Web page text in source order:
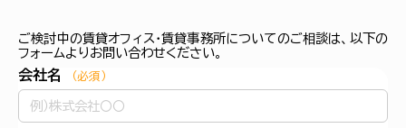
ご検討中の賃貸オフィス・賃貸事務所についてのご相談は、以下の
フォームよりお問い合わせください。
会社名 （必須）